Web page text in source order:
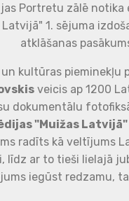
Portretu zālē notika
Latvijā" 1. sējuma
atklāšanas
kultūras pieminekļu
veicis ap 1200
dokumentālu
"Muižas Latvijā"
radīts kā veltījums
līdz ar to tieši lielajā
iegūst redzamu,